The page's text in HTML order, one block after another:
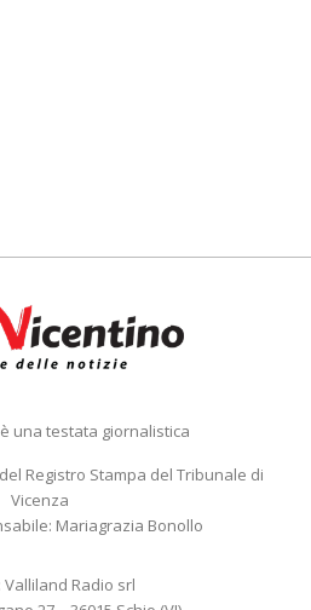
è una testata giornalistica
Registro Stampa del Tribunale di
Vicenza
Mariagrazia Bonollo
Valliland Radio srl